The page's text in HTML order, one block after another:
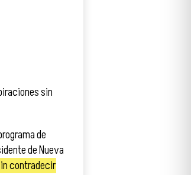
sin
de
de Nueva
contradecir